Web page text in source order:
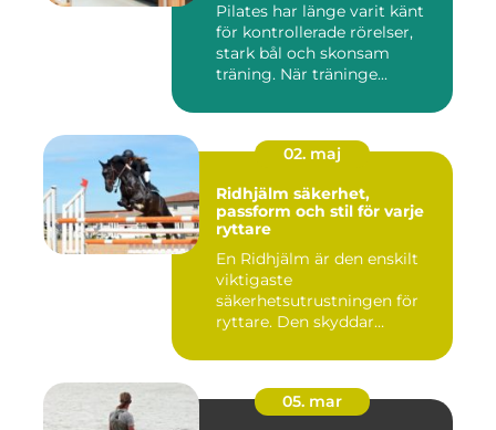
Pilates har länge varit känt
för kontrollerade rörelser,
stark bål och skonsam
träning. När träninge...
02. maj
Ridhjälm säkerhet,
passform och stil för varje
ryttare
En Ridhjälm är den enskilt
viktigaste
säkerhetsutrustningen för
ryttare. Den skyddar
05. mar